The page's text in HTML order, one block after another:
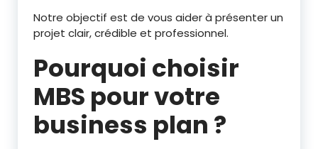
Notre objectif est de vous aider à présenter un
projet clair, crédible et professionnel.
Pourquoi choisir
MBS pour votre
business plan ?